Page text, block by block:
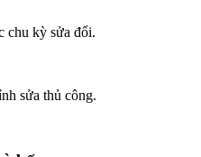
chu kỳ sửa đổi.
sửa thủ công.